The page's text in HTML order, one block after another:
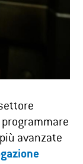
avanzate